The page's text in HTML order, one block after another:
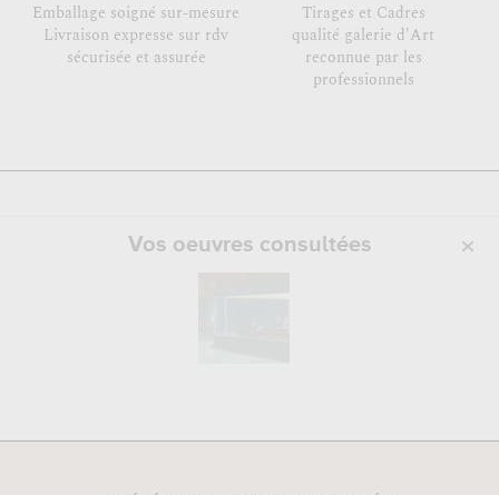
Emballage soigné sur-mesure
Livraison expresse sur rdv
sécurisée et assurée
Tirages et Cadres
qualité galerie d'Art
reconnue par les
professionnels
Vos oeuvres consultées